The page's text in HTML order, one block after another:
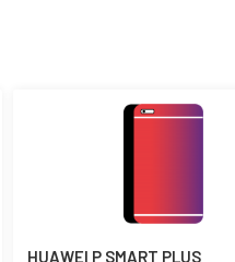
HUAWEI P SMART PLUS